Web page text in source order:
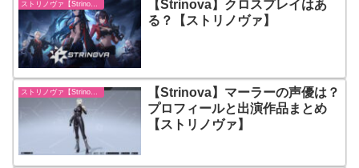
【Strinova】クロスプレイはあ
る？【ストリノヴァ】
【Strinova】マーラーの声優は？
プロフィールと出演作品まとめ
【ストリノヴァ】